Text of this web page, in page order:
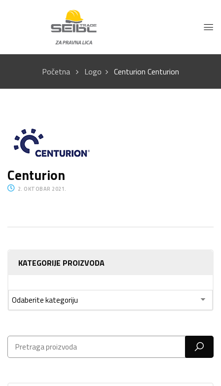
Početna Logo Centurion Centurion
KATEGORIJE PROIZVODA
Centurion
2. OKTOBAR 2021.